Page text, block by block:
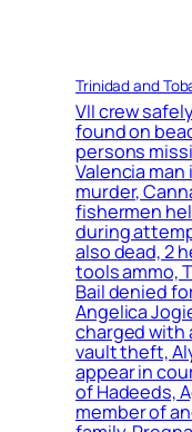
Trinidad and
VII crew
found on
persons
Valencia man
murder,
fishermen
during
also dead, 2
tools ammo,
Bail denied
Angelica
charged with
vault theft,
appear in
of Hadeeds,
member of